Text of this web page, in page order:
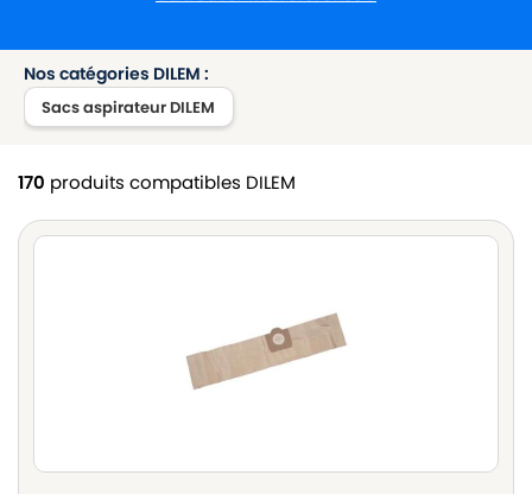
Nos catégories DILEM :
Sacs aspirateur DILEM
170 produits compatibles DILEM